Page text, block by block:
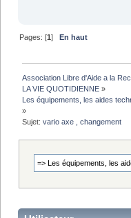
Pages: [1]En haut
Association Libre d'Aide a la
LA VIE QUOTIDIENNE »
Les équipements, les aides
»
Sujet:vario axe , changement